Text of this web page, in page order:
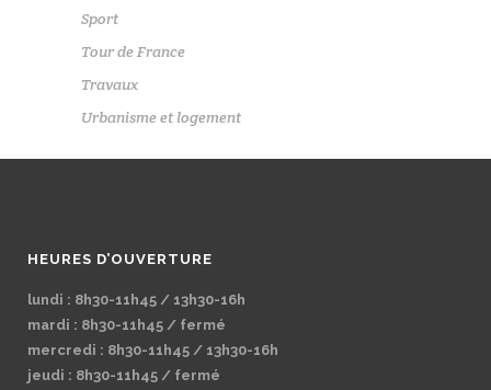
Sport
Tour de France
Travaux
Urbanisme et logement
HEURES D’OUVERTURE
lundi : 8h30-11h45 / 13h30-16h
mardi : 8h30-11h45 / fermé
mercredi : 8h30-11h45 / 13h30-16h
jeudi : 8h30-11h45 / fermé